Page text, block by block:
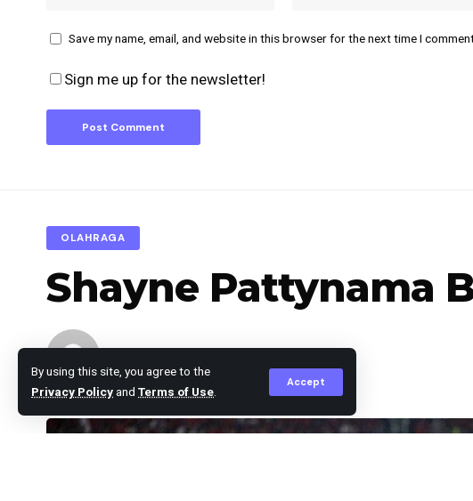
By using this site, you agree to the
Privacy Policyand Terms of Use
Accept
Save my name, email, and website in this browser for the next time I
Sign me up for the newsletter!
OLAHRAGA
Shayne Pattynama